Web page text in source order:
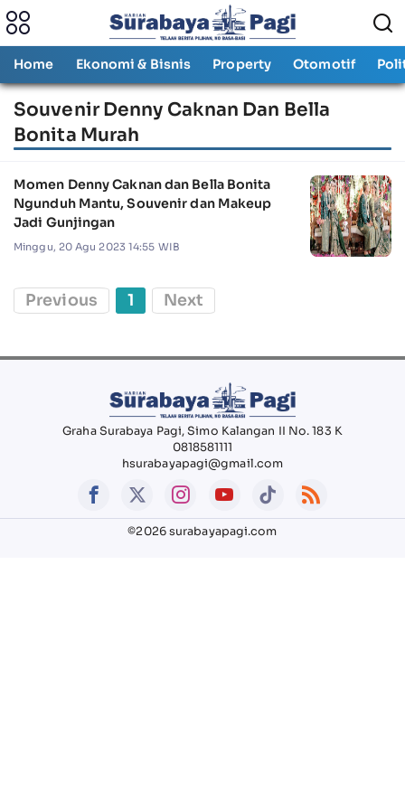
Home Ekonomi & Bisnis Property Otomotif
Souvenir Denny Caknan Dan Bella
Bonita Murah
Momen Denny Caknan dan Bella Bonita
Ngunduh Mantu, Souvenir dan Makeup
Jadi Gunjingan
Minggu, 20 Agu 2023 14:55 WIB
Previous 1 Next
Graha Surabaya Pagi, Simo Kalangan II No. 183 K
0818581111
hsurabayapagi@gmail.com
©2026 surabayapagi.com